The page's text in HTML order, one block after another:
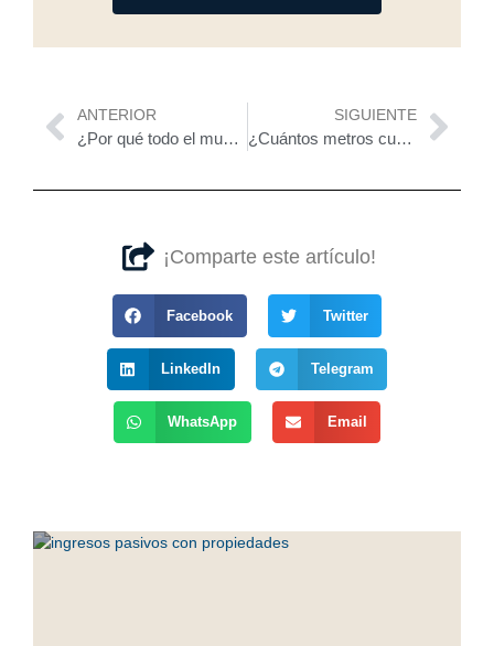
Previo
ANTERIOR
¿Por qué todo el mundo está invirtiendo en terrenos en Mérida?
SIGUIENTE
¿Cuántos metros cuadrados necesitas para tu casa ideal?
¡Comparte este artículo!
Facebook Twitter
LinkedIn Telegram
WhatsApp Email